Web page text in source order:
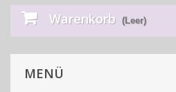
Warenkorb (Leer)
MENÜ